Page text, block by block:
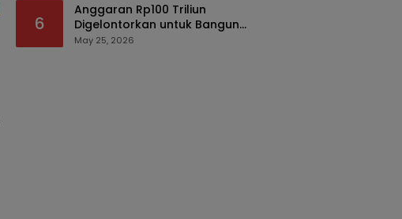
6
Anggaran Rp100 Triliun
Digelontorkan untuk Bangun
Kembali Sumatra, Hunian Korban
May 25, 2026